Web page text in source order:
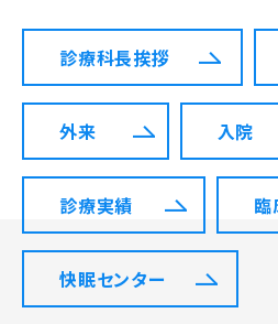
診療科長挨拶
外来 入院
診療実績 臨
快眠センター